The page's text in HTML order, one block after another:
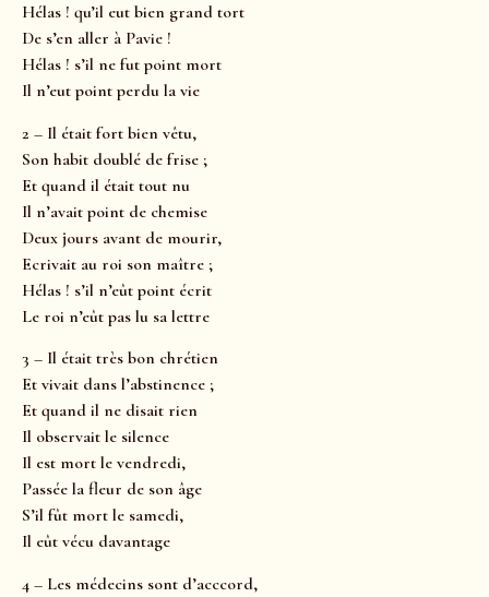
Hélas ! qu’il eut bien grand tort
De s’en aller à Pavie !
Hélas ! s’il ne fut point mort
Il n’eut point perdu la vie
2 – Il était fort bien vêtu,
Son habit doublé de frise ;
Et quand il était tout nu
Il n’avait point de chemise
Deux jours avant de mourir,
Ecrivait au roi son maître ;
Hélas ! s’il n’eût point écrit
Le roi n’eût pas lu sa lettre
3 – Il était très bon chrétien
Et vivait dans l’abstinence ;
Et quand il ne disait rien
Il observait le silence
Il est mort le vendredi,
Passée la fleur de son âge
S’il fût mort le samedi,
Il eût vécu davantage
4 – Les médecins sont d’acccord,